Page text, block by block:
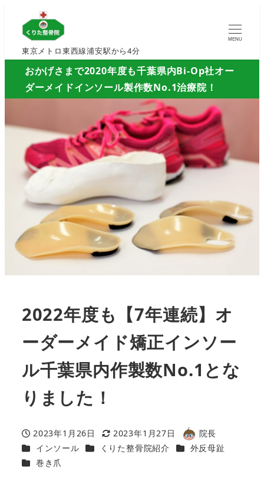
東京メトロ東西線浦安駅から4分
MENU
おかげさまで2020年度も千葉県内Bi-Op社オー
ダーメイドインソール製作数No.1治療院！
2022年度も【7年連続】オ
ーダーメイド矯正インソー
ル千葉県内作製数No.1とな
りました！
投稿日
2023年1月26日
更新日
2023年1月27日
著
者
院長
カテゴリー
インソール カテゴリー
くりた整骨院紹介 カテゴリー
外反母趾
カテゴリー
巻き爪